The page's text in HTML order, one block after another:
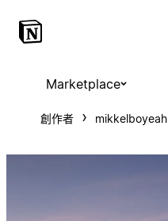
Marketplace
創作者 mikkelboyeah